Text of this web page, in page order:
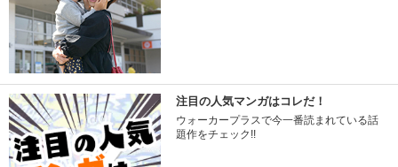
注目の人気マンガはコレだ！
ウォーカープラスで今一番読まれている話
題作をチェック!!